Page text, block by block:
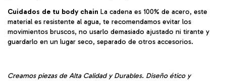
Cuidados de tu body chain La cadena es 100% de acero, este
material es resistente al agua, te recomendamos evitar los
movimientos bruscos, no usarlo demasiado ajustado ni tirante y
guardarlo en un lugar seco, separado de otros accesorios.
Creamos piezas de Alta Calidad y Durables. Diseño ético y